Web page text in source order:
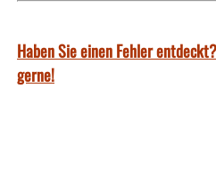
Haben Sie einen Fehler
gerne!